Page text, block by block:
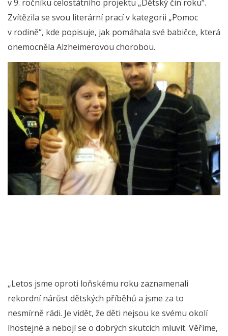
v 9. ročníku celostátního projektu „Dětský čin roku“.
Zvítězila se svou literární prací v kategorii „Pomoc
v rodině“, kde popisuje, jak pomáhala své babičce, která
onemocněla Alzheimerovou chorobou.
„Letos jsme oproti loňskému roku zaznamenali
rekordní nárůst dětských příběhů a jsme za to
nesmírně rádi. Je vidět, že děti nejsou ke svému okolí
lhostejné a nebojí se o dobrých skutcích mluvit. Věříme,